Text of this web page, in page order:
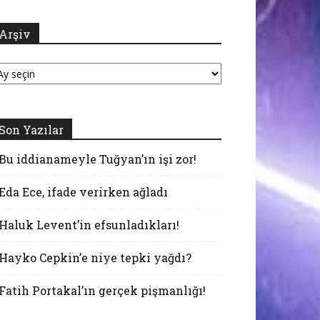
Yazılar
iddianameyle Tuğyan’ın işi zor!
Ece, ifade verirken ağladı
Levent’in efsunladıkları!
Cepkin’e niye tepki yağdı?
Portakal’ın gerçek pişmanlığı!